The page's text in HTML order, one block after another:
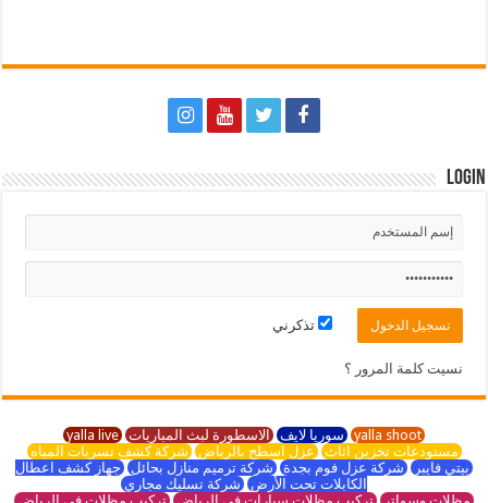
Login
تذكرني
نسيت كلمة المرور ؟
yalla shoot سوريا لايف الاسطورة لبث المباريات yalla live
مستودعات تخزين اثاث عزل اسطح بالرياض شركة كشف تسربات المياه
بيتي فايبر شركة عزل فوم بجدة شركة ترميم منازل بحائل جهاز كشف اعطال
الكابلات تحت الأرض شركة تسليك مجاري